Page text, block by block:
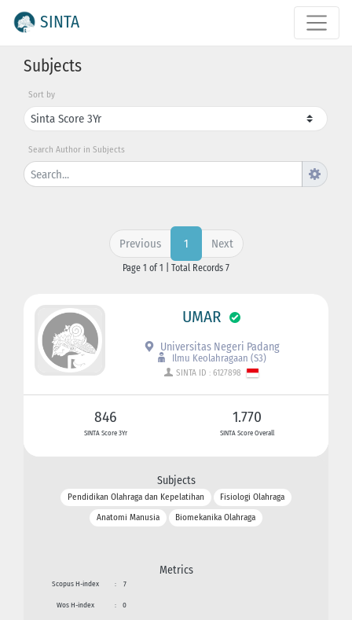
SINTA
Subjects
Sort by
Search Author in Subjects
Previous 1 Next
Page 1 of 1 | Total Records 7
UMAR
Universitas Negeri Padang
Ilmu Keolahragaan (S3)
SINTA ID : 6127898
846
SINTA Score 3Yr
1.770
SINTA Score Overall
Subjects
Pendidikan Olahraga dan Kepelatihan
Fisiologi Olahraga
Anatomi Manusia
Biomekanika Olahraga
Metrics
Scopus H-index : 7
Wos H-index : 0